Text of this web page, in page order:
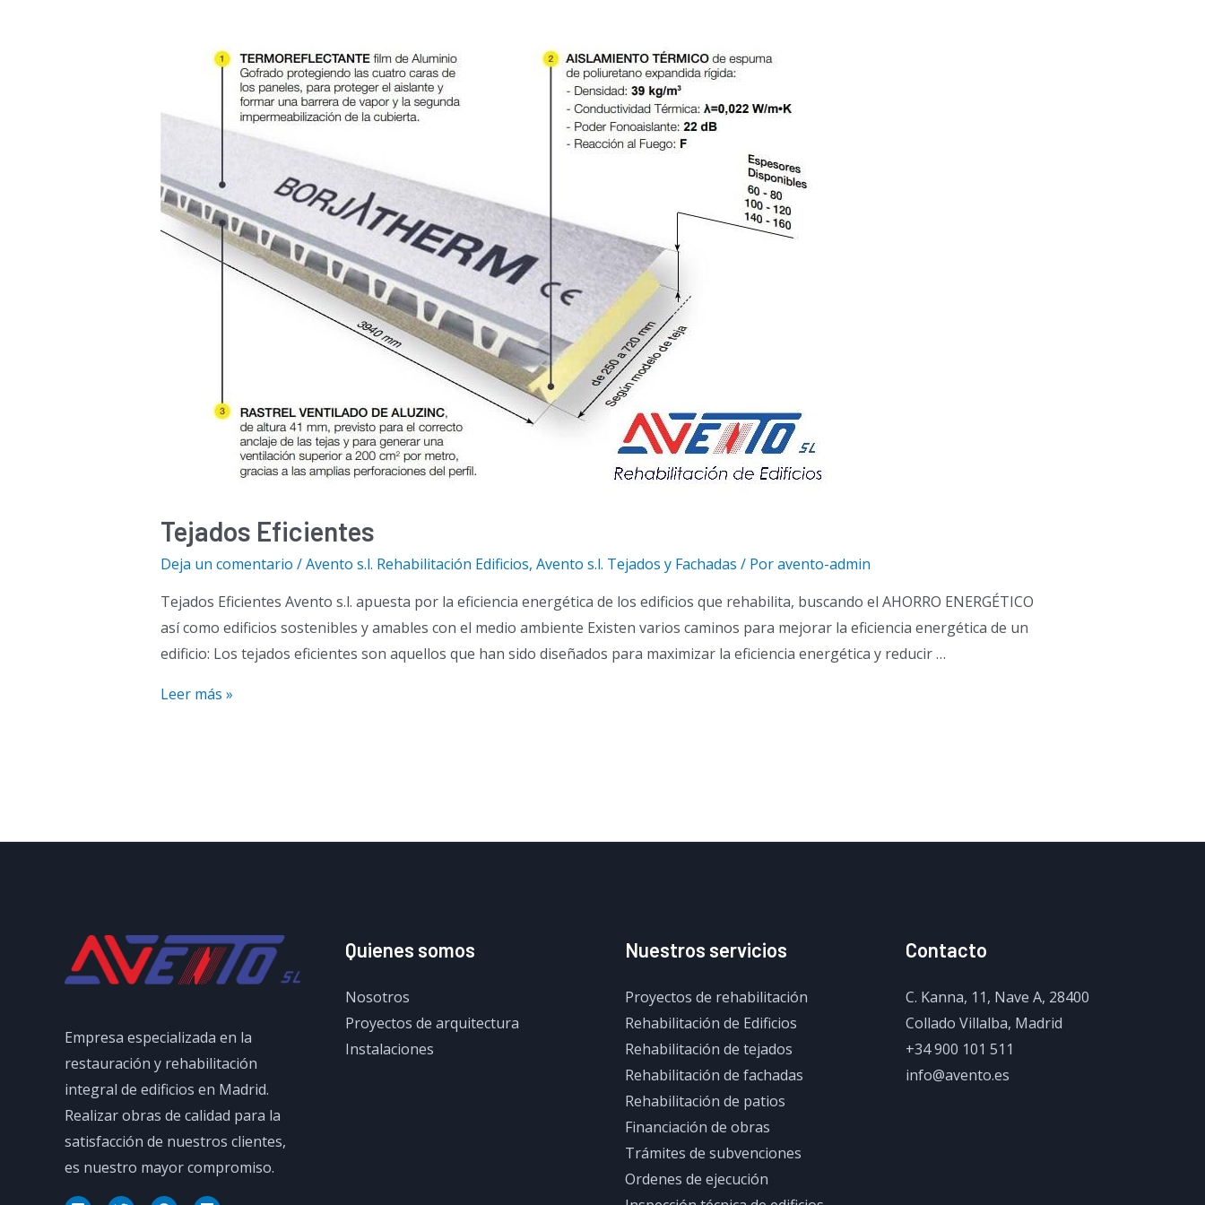
Tejados Eficientes
Deja un comentario /Avento s.l. Rehabilitación Edificios, Avento s.l. Tejados y Fachadas / Poravento-admin
Tejados Eficientes Avento s.l. apuesta por la eficiencia energética de los edificios que rehabilita, buscando el AHORRO ENERGÉTICO
así como edificios sostenibles y amables con el medio ambiente Existen varios caminos para mejorar la eficiencia energética de un
edificio: Los tejados eficientes son aquellos que han sido diseñados para maximizar la eficiencia energética y reducir …
Tejados
Leer más »
Empresa especializada en la
restauración y rehabilitación
integral de edificios en Madrid.
Realizar obras de calidad para la
satisfacción de nuestros clientes,
es nuestro mayor compromiso.
Quienes somos
Nosotros
Proyectos de arquitectura
Instalaciones
Nuestros servicios
Proyectos de rehabilitación
Rehabilitación de Edificios
Rehabilitación de tejados
Rehabilitación de fachadas
Rehabilitación de patios
Financiación de obras
Trámites de subvenciones
Ordenes de ejecución
Contacto
C. Kanna, 11, Nave A, 28400
Collado Villalba, Madrid
+34 900 101 511
info@avento.es